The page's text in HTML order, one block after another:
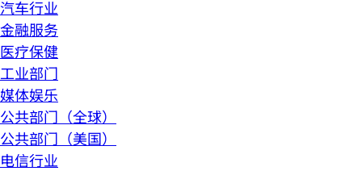
汽车行业
金融服务
医疗保健
工业部门
媒体娱乐
公共部门（全球）
公共部门（美国）
电信行业